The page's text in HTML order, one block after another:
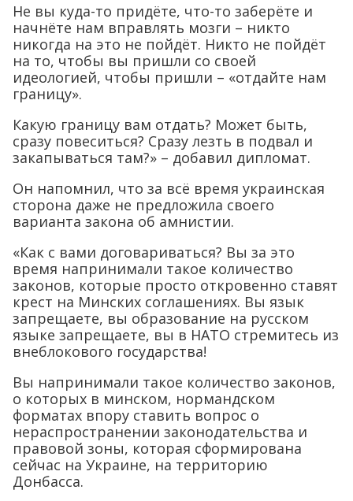
Не вы куда-то придёте, что-то заберёте и
начнёте нам вправлять мозги – никто
никогда на это не пойдёт. Никто не пойдёт
на то, чтобы вы пришли со своей
идеологией, чтобы пришли – «отдайте нам
границу».
Какую границу вам отдать? Может быть,
сразу повеситься? Сразу лезть в подвал и
закапываться там?» – добавил дипломат.
Он напомнил, что за всё время украинская
сторона даже не предложила своего
варианта закона об амнистии.
«Как с вами договариваться? Вы за это
время напринимали такое количество
законов, которые просто откровенно ставят
крест на Минских соглашениях. Вы язык
запрещаете, вы образование на русском
языке запрещаете, вы в НАТО стремитесь из
внеблокового государства!
Вы напринимали такое количество законов,
о которых в минском, нормандском
форматах впору ставить вопрос о
нераспространении законодательства и
правовой зоны, которая сформирована
сейчас на Украине, на территорию
Донбасса.